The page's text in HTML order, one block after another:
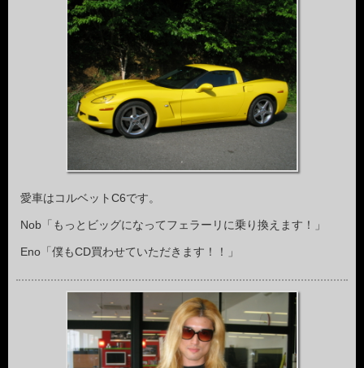
愛車はコルベットC6です。
Nob「もっとビッグになってフェラーリに乗り換えます！」
Eno「僕もCD買わせていただきます！！」